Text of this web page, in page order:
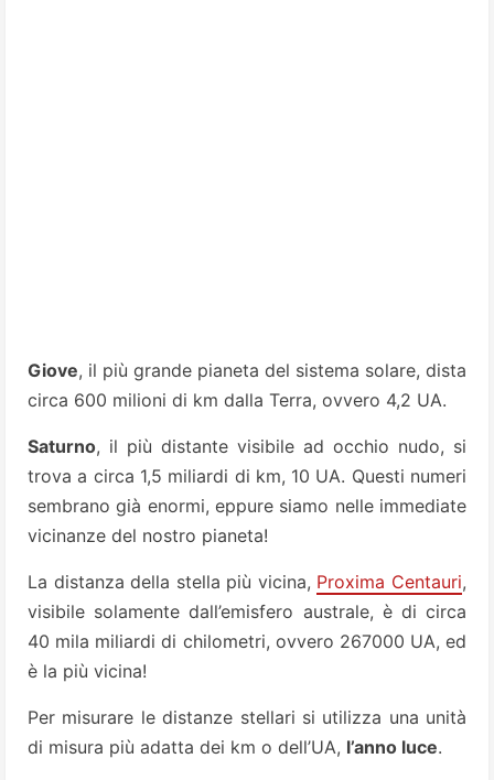
Giove, il più grande pianeta del sistema solare, dista
circa 600 milioni di km dalla Terra, ovvero 4,2 UA.
Saturno, il più distante visibile ad occhio nudo, si
trova a circa 1,5 miliardi di km, 10 UA. Questi numeri
sembrano già enormi, eppure siamo nelle immediate
vicinanze del nostro pianeta!
La distanza della stella più vicina, Proxima Centauri,
visibile solamente dall’emisfero australe, è di circa
40 mila miliardi di chilometri, ovvero 267000 UA, ed
è la più vicina!
Per misurare le distanze stellari si utilizza una unità
di misura più adatta dei km o dell’UA, l’anno luce.